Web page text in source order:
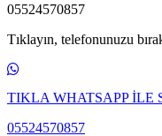
05524570857
Tıklayın, telefonunuzu
TIKLA WHATSAPP İLE
05524570857